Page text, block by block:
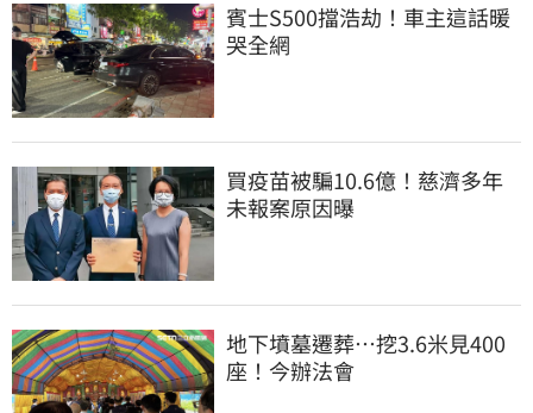
賓士S500擋浩劫！車主這話暖
哭全網
買疫苗被騙10.6億！慈濟多年
未報案原因曝
地下墳墓遷葬…挖3.6米見400
座！今辦法會